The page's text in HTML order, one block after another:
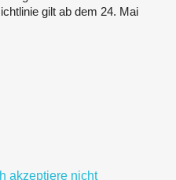
gilt ab dem 24. Mai
akzeptiere nicht